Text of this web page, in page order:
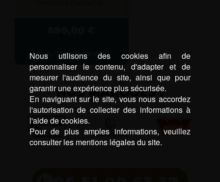
AJOUTER AU PANIER
NOS MARQUES :
Nous utilisons des cookies afin de
personnaliser le contenu, d'adapter et de
mesurer l'audience du site, ainsi que pour
garantir une expérience plus sécurisée.
En naviguant sur le site, vous nous accordez
l'autorisation de collecter des informations à
l'aide de cookies.
Pour de plus amples informations, veuillez
consulter les mentions légales du site.